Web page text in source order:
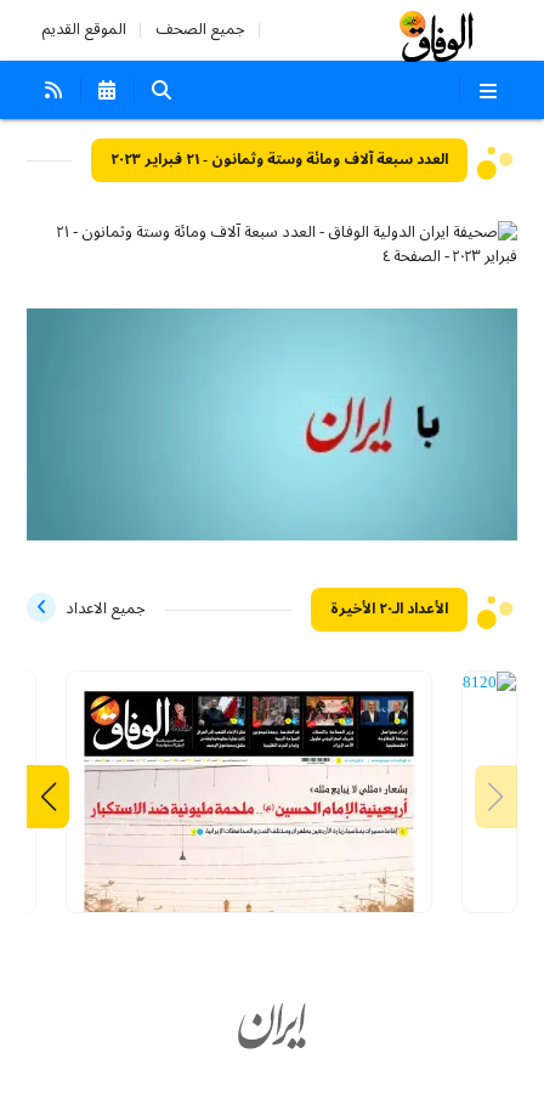
جميع الصحف الموقع القديم
العدد سبعة آلاف ومائة وستة وثمانون - ٢١ فبراير ٢٠٢٣
الأعداد الـ۲۰ الأخيرة جميع الاعداد